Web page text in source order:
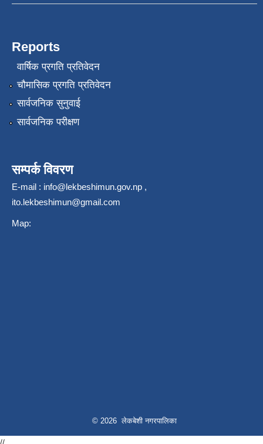
Reports
वार्षिक प्रगति प्रतिवेदन
चौमासिक प्रगति प्रतिवेदन
सार्वजनिक सुनुवाई
सार्वजनिक परीक्षण
सम्पर्क विवरण
E-mail : info@lekbeshimun.gov.np ,
ito.lekbeshimun@gmail.com
Map:
© 2026 लेकबेशी नगरपालिका